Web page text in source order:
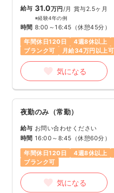
給与 31.0万円 /月 賞与2.5ヶ月
※経験4年の例
時間 8:00～16:45 （休憩45分）
年間休日120日
4週8休以上
ブランク可
月給34万円以上可
気になる
夜勤のみ（常勤）
給与 お問い合わせください
時間 16:00～8:45 （休憩60分）
年間休日120日
4週8休以上
ブランク可
気になる